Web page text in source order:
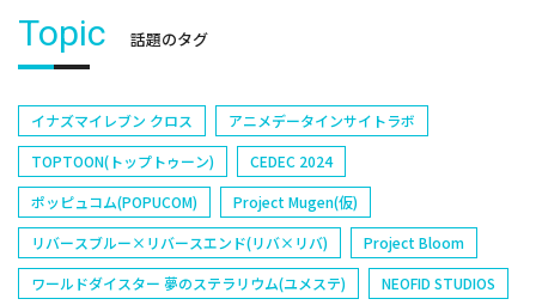
Topic 話題のタグ
イナズマイレブン クロス
アニメデータインサイトラボ
TOPTOON(トップトゥーン)
CEDEC 2024
ポッピュコム(POPUCOM)
Project Mugen(仮)
リバースブルー×リバースエンド(リバ×リバ)
Project Bloom
ワールドダイスター 夢のステラリウム(ユメステ)
NEOFID STUDIOS